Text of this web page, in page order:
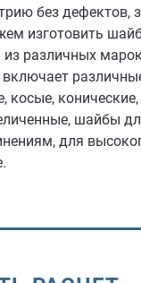
без дефектов,
изготовить
различных
косые,
шайбы
для